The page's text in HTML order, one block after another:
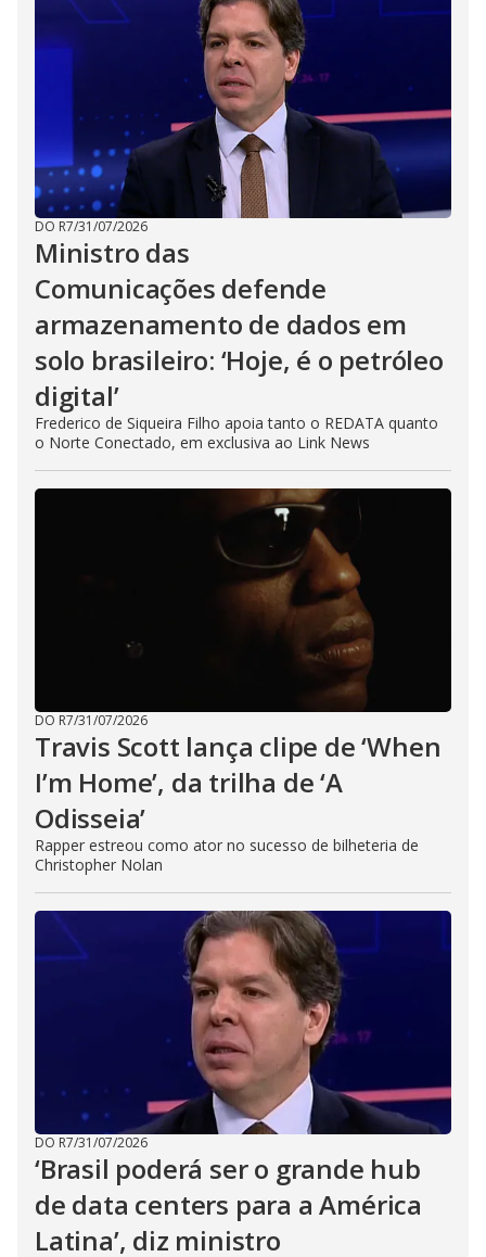
DO R7/31/07/2026
Ministro das
Comunicações defende
armazenamento de dados em
solo brasileiro: ‘Hoje, é o petróleo
digital’
Frederico de Siqueira Filho apoia tanto o REDATA quanto
o Norte Conectado, em exclusiva ao Link News
DO R7/31/07/2026
Travis Scott lança clipe de ‘When
I’m Home’, da trilha de ‘A
Odisseia’
Rapper estreou como ator no sucesso de bilheteria de
Christopher Nolan
DO R7/31/07/2026
‘Brasil poderá ser o grande hub
de data centers para a América
Latina’, diz ministro